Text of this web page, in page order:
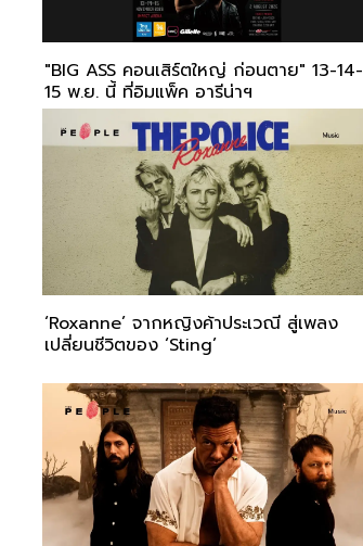
"BIG ASS คอนเสิร์ตใหญ่ ก่อนตาย" 13-14-
15 พ.ย. นี้ ที่อิมแพ็ค อารีน่าฯ
‘Roxanne’ จากหญิงค้าประเวณี สู่เพลง
เปลี่ยนชีวิตของ ‘Sting’